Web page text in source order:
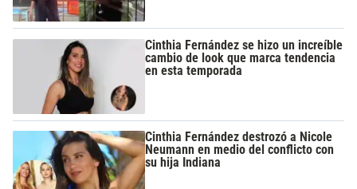
Cinthia Fernández se hizo un increíble
cambio de look que marca tendencia
en esta temporada
Cinthia Fernández destrozó a Nicole
Neumann en medio del conflicto con
su hija Indiana